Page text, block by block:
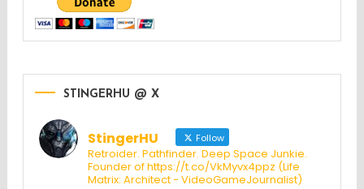
STINGERHU @ X
StingerHU Follow
Retroider. Pathfinder. Deep Space Junkie.
Founder of https://t.co/VkMyvx4ppz (Life
Matrix: Architect - VideoGameJournalist)